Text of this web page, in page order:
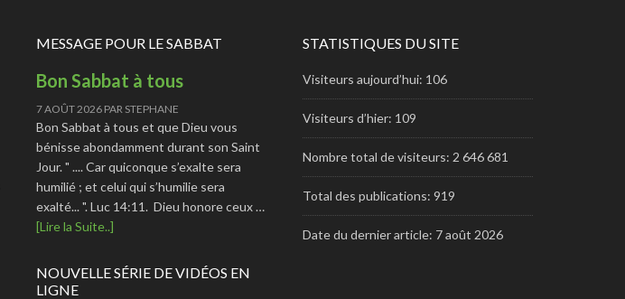
MESSAGE POUR LE SABBAT
Bon Sabbat à tous
7 AOÛT 2026 PAR STEPHANE
Bon Sabbat à tous et que Dieu vous
bénisse abondamment durant son Saint
Jour. " .... Car quiconque s’exalte sera
humilié ; et celui qui s’humilie sera
exalté... ". Luc 14:11. Dieu honore ceux …
[Lire la Suite..]
NOUVELLE SÉRIE DE VIDÉOS EN
LIGNE
STATISTIQUES DU SITE
Visiteurs aujourd’hui: 106
Visiteurs d’hier: 109
Nombre total de visiteurs: 2 646 681
Total des publications: 919
Date du dernier article: 7 août 2026